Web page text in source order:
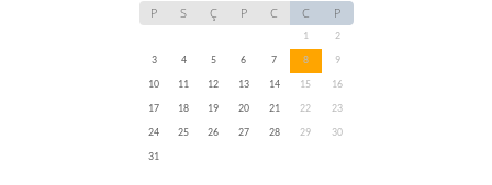
P S Ç P C C P
1
2
3
4 5 6 7 8
9
10
11 12 13 14 15
16
17
18 19 20 21 22
23
24
25 26 27 28 29
30
31